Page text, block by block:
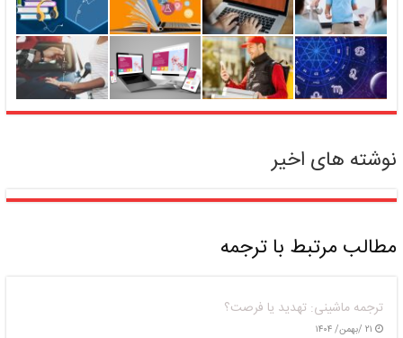
نوشته های اخیر
مطالب مرتبط با ترجمه
ترجمه ماشینی: تهدید یا فرصت؟
۲۱ /بهمن/ ۱۴۰۴